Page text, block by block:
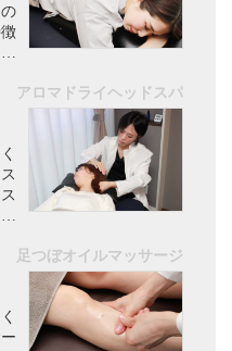
アロマドライヘッドスパ
足つぼオイルマッサージ